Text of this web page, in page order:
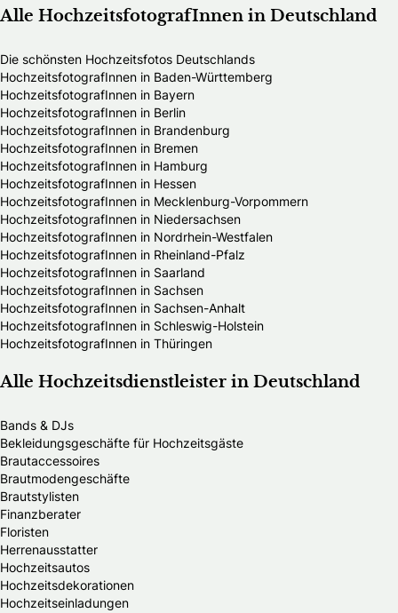
Alle HochzeitsfotografInnen in Deutschland
Die schönsten Hochzeitsfotos Deutschlands
HochzeitsfotografInnen in Baden-Württemberg
HochzeitsfotografInnen in Bayern
HochzeitsfotografInnen in Berlin
HochzeitsfotografInnen in Brandenburg
HochzeitsfotografInnen in Bremen
HochzeitsfotografInnen in Hamburg
HochzeitsfotografInnen in Hessen
HochzeitsfotografInnen in Mecklenburg-Vorpommern
HochzeitsfotografInnen in Niedersachsen
HochzeitsfotografInnen in Nordrhein-Westfalen
HochzeitsfotografInnen in Rheinland-Pfalz
HochzeitsfotografInnen in Saarland
HochzeitsfotografInnen in Sachsen
HochzeitsfotografInnen in Sachsen-Anhalt
HochzeitsfotografInnen in Schleswig-Holstein
HochzeitsfotografInnen in Thüringen
Alle Hochzeitsdienstleister in Deutschland
Bands & DJs
Bekleidungsgeschäfte für Hochzeitsgäste
Brautaccessoires
Brautmodengeschäfte
Brautstylisten
Finanzberater
Floristen
Herrenausstatter
Hochzeitsautos
Hochzeitsdekorationen
Hochzeitseinladungen